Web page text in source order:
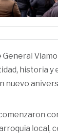
General
historia
nuevo
local,